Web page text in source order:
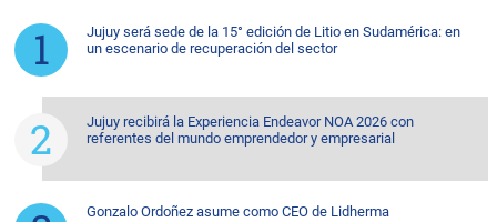
Jujuy será sede de la 15° edición de Litio en Sudamérica: en
un escenario de recuperación del sector
Jujuy recibirá la Experiencia Endeavor NOA 2026 con
referentes del mundo emprendedor y empresarial
Gonzalo Ordoñez asume como CEO de Lidherma